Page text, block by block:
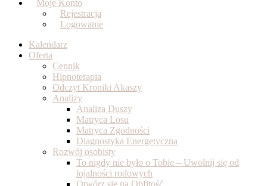
Moje Konto
Rejestracja
Logowanie
Kalendarz
Oferta
Cennik
Hipnoterapia
Odczyt Kroniki Akaszy
Analizy
Analiza Duszy
Matryca Losu
Matryca Zgodności
Diagnostyka Energetyczna
Rozwój osobisty
To nigdy nie było o Tobie – Uwolnij się od
lojalności rodowych
Otwórz się na Obfitość